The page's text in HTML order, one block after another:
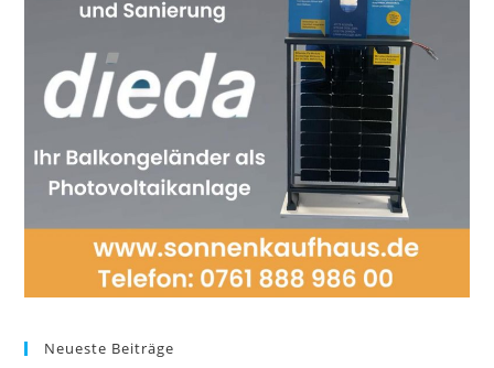
Neueste Beiträge